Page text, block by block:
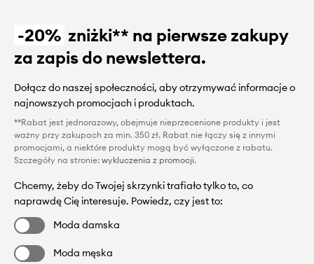
-20% zniżki** na pierwsze zakupy
za zapis do newslettera.
Dołącz do naszej społeczności, aby otrzymywać informacje o
najnowszych promocjach i produktach.
**Rabat jest jednorazowy, obejmuje nieprzecenione produkty i jest
ważny przy zakupach za min. 350 zł. Rabat nie łączy się z innymi
promocjami, a niektóre produkty mogą być wyłączone z rabatu.
Szczegóły na stronie: wykluczenia z promocji.
Chcemy, żeby do Twojej skrzynki trafiało tylko to, co
naprawdę Cię interesuje. Powiedz, czy jest to:
Moda damska
Moda męska